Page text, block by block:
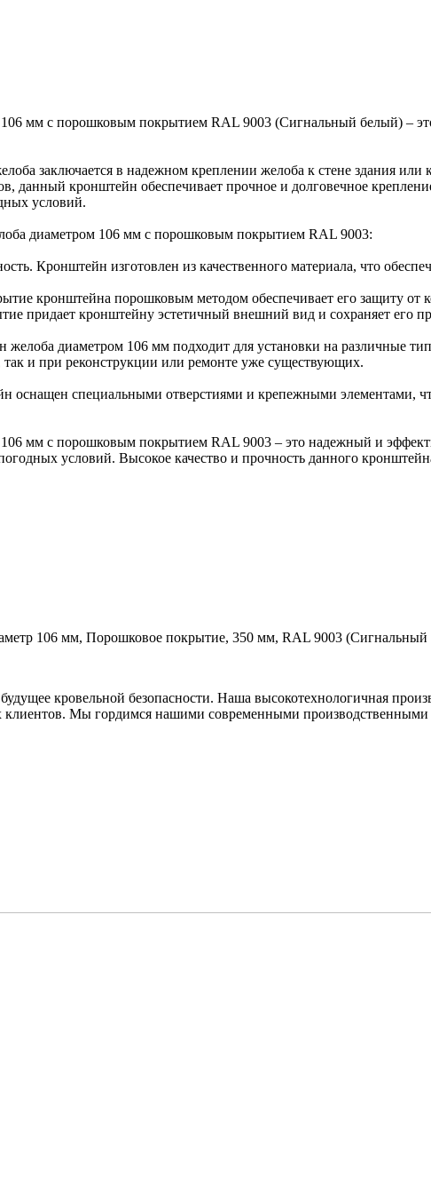
мм с порошковым покрытием RAL 9003 (Сигнальный белый) –
заключается в надежном креплении желоба к стене здания
данный кронштейн обеспечивает прочное и долговечное
условий.
диаметром 106 мм с порошковым покрытием RAL 9003:
Кронштейн изготовлен из качественного материала, что
кронштейна порошковым методом обеспечивает его защиту от
придает кронштейну эстетичный внешний вид и сохраняет его
желоба диаметром 106 мм подходит для установки на различные
так и при реконструкции или ремонте уже существующих.
оснащен специальными отверстиями и крепежными элементами,
мм с порошковым покрытием RAL 9003 – это надежный и
условий. Высокое качество и прочность данного
106 мм, Порошковое покрытие, 350 мм, RAL 9003
кровельной безопасности. Наша высокотехнологичная
Мы гордимся нашими современными производственными